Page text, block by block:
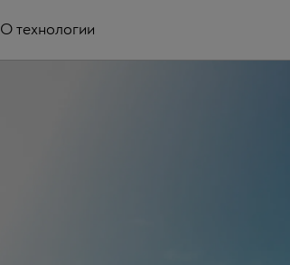
О технологии